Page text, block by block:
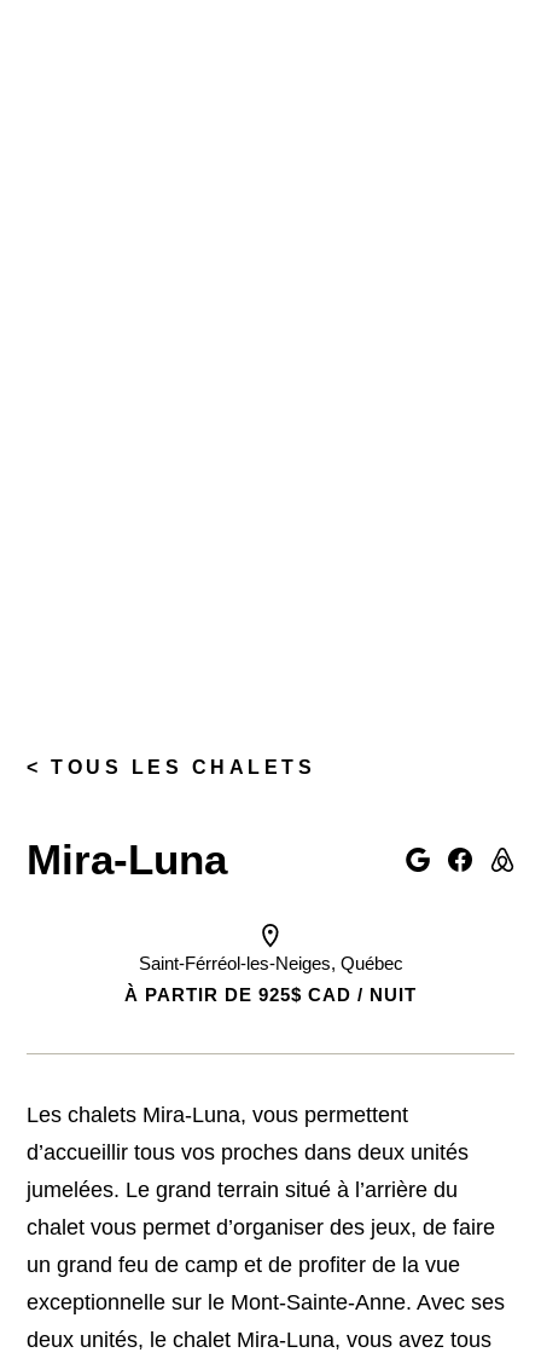
< TOUS LES CHALETS
Mira-Luna
Saint-Férréol-les-Neiges, Québec
À PARTIR DE 925$ CAD / NUIT
Les chalets Mira-Luna, vous permettent
d’accueillir tous vos proches dans deux unités
jumelées. Le grand terrain situé à l’arrière du
chalet vous permet d’organiser des jeux, de faire
un grand feu de camp et de profiter de la vue
exceptionnelle sur le Mont-Sainte-Anne. Avec ses
deux unités, le chalet Mira-Luna, vous avez tous